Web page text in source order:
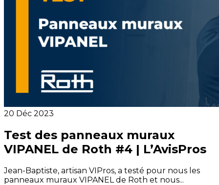
20 Déc 2023
Test des panneaux muraux
VIPANEL de Roth #4 | L’AvisPros
Jean-Baptiste, artisan VIPros, a testé pour nous les
panneaux muraux VIPANEL de Roth et nous...